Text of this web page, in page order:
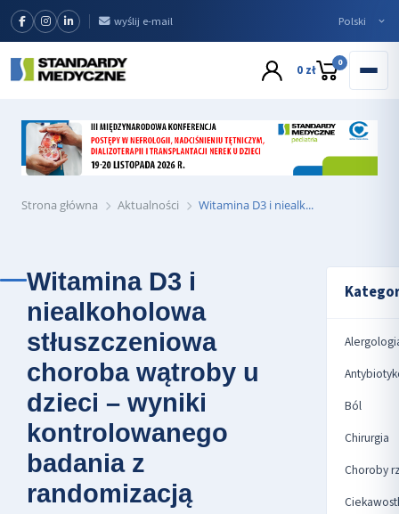
wyślij e-mail
0 zł 0
Strona główna Aktualności Witamina D3 i niealk...
Witamina D3 i
niealkoholowa
stłuszczeniowa
choroba wątroby u
dzieci – wyniki
kontrolowanego
badania z
randomizacją
Ból
Chirurgia
Choroby